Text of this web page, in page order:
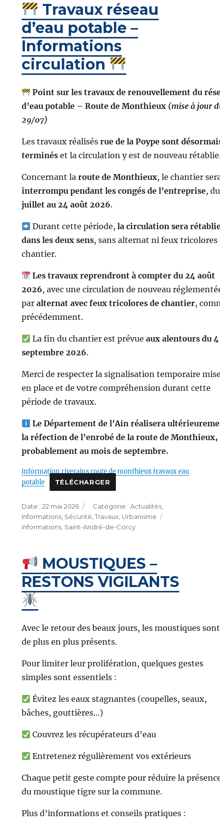
Travaux réseau
d’eau potable –
Informations
circulation
Point sur les travaux de renouvellement du
d’eau potable – Route de Monthieux (mise à jour
29/07)
Les travaux réalisés rue de la Poype sont
terminéset la circulation y est de nouveau
Concernant la route de Monthieux, le chantier
interrompu pendant les congés de l’entreprise,
juillet au 24 août 2026.
Durant cette période,la circulation sera
dans les deux sens, sans alternat ni feux tricolores
chantier.
Les travaux reprendront à compter du 24 août
2026, avec une circulation de nouveau
par alternat avec feux tricolores de chantier,
précédemment.
La fin du chantier est prévueaux alentours du 4
septembre 2026.
Merci de respecter la signalisation temporaire
en place et de votre compréhension durant cette
période de travaux.
Le Département de l’Ain réalisera
la réfection de l’enrobé de la route de Monthieux,
probablement au mois de septembre.
information riverains route de monthieux travaux eau
potable
TÉLÉCHARGER
Publié
le
22 mai 2026 Catégories
Actualités,
Informations, Sécurité,Travaux, Urbanisme
informations, Saint-André-de-Corcy
MOUSTIQUES –
RESTONS VIGILANTS
Avec le retour des beaux jours, les moustiques sont
de plus en plus présents.
Pour limiter leur prolifération, quelques gestes
simples sont essentiels :
Évitez les eaux stagnantes (coupelles, seaux,
bâches, gouttières…)
Couvrez les récupérateurs d’eau
Entretenez régulièrement vos extérieurs
Chaque petit geste compte pour réduire la
du moustique tigre sur la commune.
Plus d’informations et conseils pratiques :